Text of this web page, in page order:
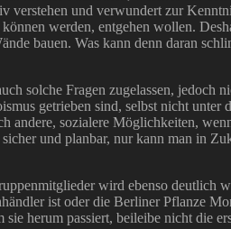
und verwundert zur
werden, entgehen wollen.
bauen. Was kann denn daran
solche Fragen zugelassen, jedoch
getrieben sind, selbst nicht unter
andere, sozialere Möglichkeiten,
und planbar, nur kann man in
wird ebenso deutlich
ist oder die Berliner Pflanze
herum passiert, beileibe nicht die